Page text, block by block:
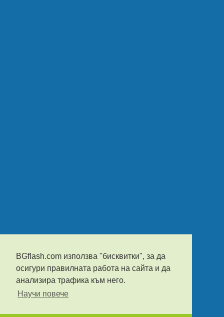
BGflash.com използва "бисквитки", за да
осигури правилната работа на сайта и да
анализира трафика към него.
Научи повече